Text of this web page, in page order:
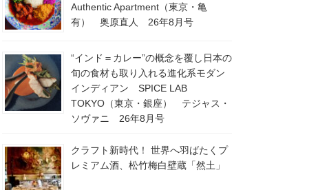
Authentic Apartment（東京・亀
有） 奥原直人 26年8月号
“インド＝カレー”の概念を覆し日本の
旬の食材も取り入れる進化系モダン
インディアン SPICE LAB
TOKYO（東京・銀座） テジャス・
ソヴァニ 26年8月号
クラフト新時代！ 世界へ羽ばたくプ
レミアム酒、松竹梅白壁蔵「然土」